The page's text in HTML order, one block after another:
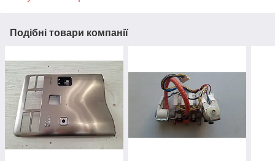
Подібні товари компанії